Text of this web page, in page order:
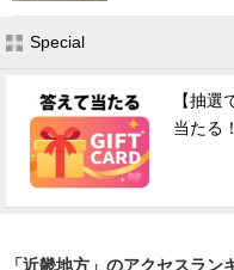
Special
【抽
当たる
「近畿地方」のアクセスラン